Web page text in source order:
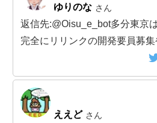
ゆりのな さん
返信先:@Oisu_e_bot多分東京
完全にリリンクの開発要員募集
ええど さん